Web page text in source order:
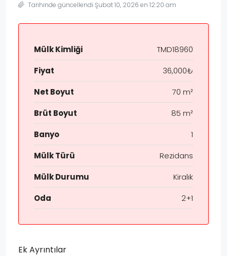
Tarihinde güncellendi Şubat 10, 2026 en 12:20 am
Mülk Kimliği
TMD18960
Fiyat
36,000₺
Net Boyut
70 m²
Brüt Boyut
85 m²
Banyo
1
Mülk Türü
Rezidans
Mülk Durumu
Kiralık
Oda
2+1
Ek Ayrıntılar